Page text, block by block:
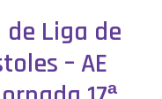
Liga de
– AE